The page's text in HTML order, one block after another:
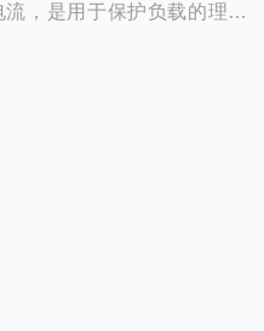
，是用于保护负载的理想